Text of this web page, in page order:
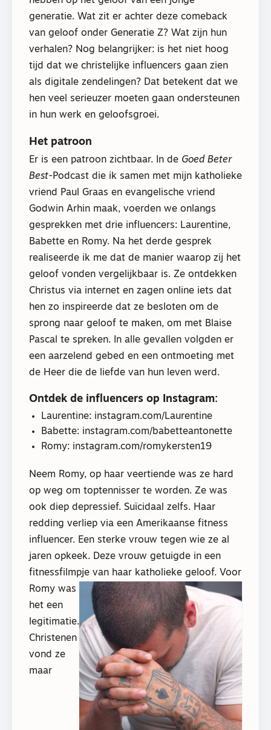
generatie. Wat zit er achter deze comeback
van geloof onder Generatie Z? Wat zijn hun
verhalen? Nog belangrijker: is het niet hoog
tijd dat we christelijke influencers gaan zien
als digitale zendelingen? Dat betekent dat we
hen veel serieuzer moeten gaan ondersteunen
in hun werk en geloofsgroei.
Het patroon
Er is een patroon zichtbaar. In de Goed Beter
Best-Podcast die ik samen met mijn katholieke
vriend Paul Graas en evangelische vriend
Godwin Arhin maak, voerden we onlangs
gesprekken met drie influencers: Laurentine,
Babette en Romy. Na het derde gesprek
realiseerde ik me dat de manier waarop zij het
geloof vonden vergelijkbaar is. Ze ontdekken
Christus via internet en zagen online iets dat
hen zo inspireerde dat ze besloten om de
sprong naar geloof te maken, om met Blaise
Pascal te spreken. In alle gevallen volgden er
een aarzelend gebed en een ontmoeting met
de Heer die de liefde van hun leven werd.
Ontdek de influencers op Instagram:
Laurentine: instagram.com/Laurentine
Babette: instagram.com/babetteantonette
Romy: instagram.com/romykersten19
Neem Romy, op haar veertiende was ze hard
op weg om toptennisser te worden. Ze was
ook diep depressief. Suïcidaal zelfs. Haar
redding verliep via een Amerikaanse fitness
influencer. Een sterke vrouw tegen wie ze al
jaren opkeek. Deze vrouw getuigde in een
fitnessfilmpje van haar katholieke geloof. Voor
Romy was
het een
legitimatie.
Christenen
vond ze
maar